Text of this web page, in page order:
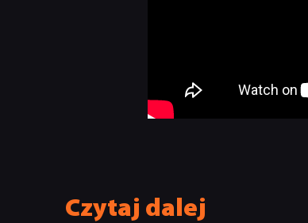
Czytaj dalej